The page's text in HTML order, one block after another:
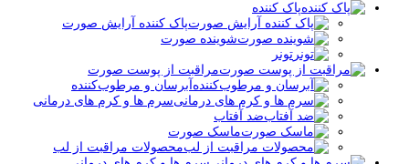
پاک کننده
پاک کننده آرایش صورت
شوینده صورت
تونر
مراقبت از پوست صورت
آبرسان و مرطوب‌کننده
سرم ها و کرم های درمانی
ضد آفتاب
ماسک صورت
محصولات مراقبت از لب